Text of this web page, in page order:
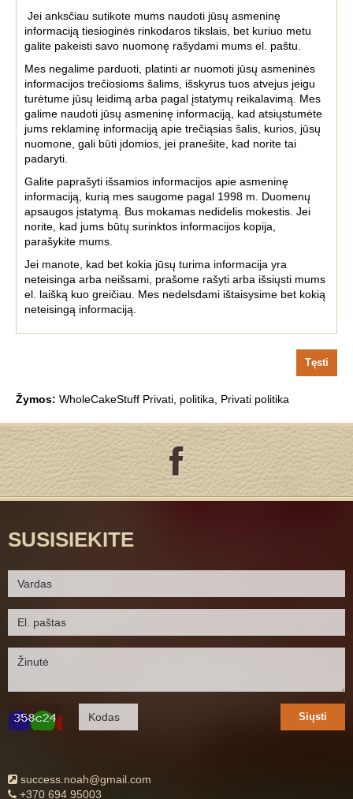
Jei anksčiau sutikote mums naudoti jūsų asmeninę
informaciją tiesioginės rinkodaros tikslais, bet kuriuo metu
galite pakeisti savo nuomonę rašydami mums el. paštu.
Mes negalime parduoti, platinti ar nuomoti jūsų asmeninės
informacijos trečiosioms šalims, išskyrus tuos atvejus jeigu
turėtume jūsų leidimą arba pagal įstatymų reikalavimą. Mes
galime naudoti jūsų asmeninę informaciją, kad atsiųstumėte
jums reklaminę informaciją apie trečiąsias šalis, kurios, jūsų
nuomone, gali būti įdomios, jei pranešite, kad norite tai
padaryti.
Galite paprašyti išsamios informacijos apie asmeninę
informaciją, kurią mes saugome pagal 1998 m. Duomenų
apsaugos įstatymą. Bus mokamas nedidelis mokestis. Jei
norite, kad jums būtų surinktos informacijos kopija,
parašykite mums.
Jei manote, kad bet kokia jūsų turima informacija yra
neteisinga arba neišsami, prašome rašyti arba išsiųsti mums
el. laišką kuo greičiau. Mes nedelsdami ištaisysime bet kokią
neteisingą informaciją.
Tęsti
Žymos: WholeCakeStuff Privati politika Privati politika
SUSISIEKITE
Siųsti
success.noah@gmail.com
+370 694 95003